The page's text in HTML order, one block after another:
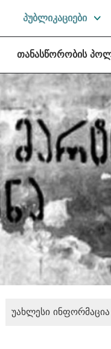
პუბლიკაციები
თანასწორობის
უახლესი ინფორმაცია